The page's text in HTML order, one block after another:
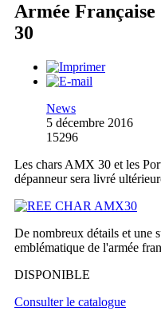
Armée
30
News
5 décembre 2016
15296
Les chars AMX 30 et les
dépanneur sera livré
De nombreux détails et une
emblématique de l'armée
DISPONIBLE
Consulter le catalogue